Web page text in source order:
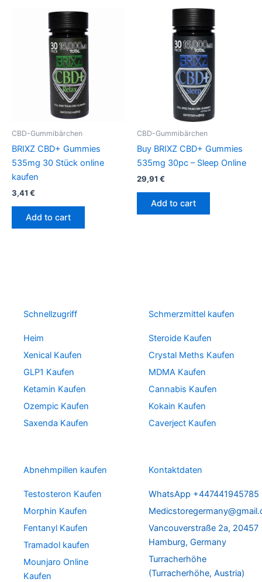
CBD-Gummibärchen
BRIXZ CBD+ Gummies
535mg 30 Stück online
kaufen
3,41 €
Add to cart
CBD-Gummibärchen
Buy BRIXZ CBD+ Gummies
535mg 30pc – Sleep Online
29,91 €
Add to cart
Schnellzugriff
Heim
Xenical Kaufen
GLP1 Kaufen
Ketamin Kaufen
Ozempic Kaufen
Saxenda Kaufen
Schmerzmittel kaufen
Steroide Kaufen
Crystal Meths Kaufen
MDMA Kaufen
Cannabis Kaufen
Kokain Kaufen
Caverject Kaufen
Abnehmpillen kaufen
Testosteron Kaufen
Morphin Kaufen
Fentanyl Kaufen
Tramadol kaufen
Mounjaro Online
Kaufen
Kontaktdaten
WhatsApp +447441945785
Vancouverstraße 2a, 20457
Hamburg, Germany
Turracherhöhe
(Turracherhöhe, Austria)